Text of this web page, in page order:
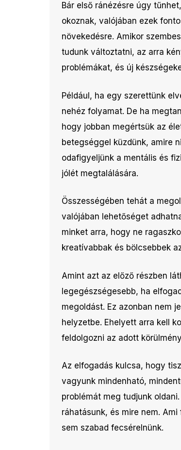
Bár első ránézésre úgy
okoznak, valójában ezek
növekedésre. Amikor
tudunk változtatni, az arra
problémákat, és új
Például, ha egy szerettünk
nehéz folyamat. De ha
hogy jobban megértsük az
betegséggel küzdünk, amire
odafigyeljünk a mentális és
jólét megtalálására.
Összességében tehát a
valójában lehetőséget
minket arra, hogy ne
kreatívabbak és bölcsebbek
Amint azt az előző részben
legegészségesebb, ha
megoldást. Ez azonban nem
helyzetbe. Ehelyett arra kell
feldolgozni az adott
Az elfogadás kulcsa, hogy
vagyunk mindenható,
problémát meg tudjunk
ráhatásunk, és mire nem.
sem szabad fecsérelnünk.